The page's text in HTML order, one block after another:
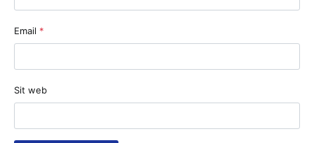
Email *
Sit web